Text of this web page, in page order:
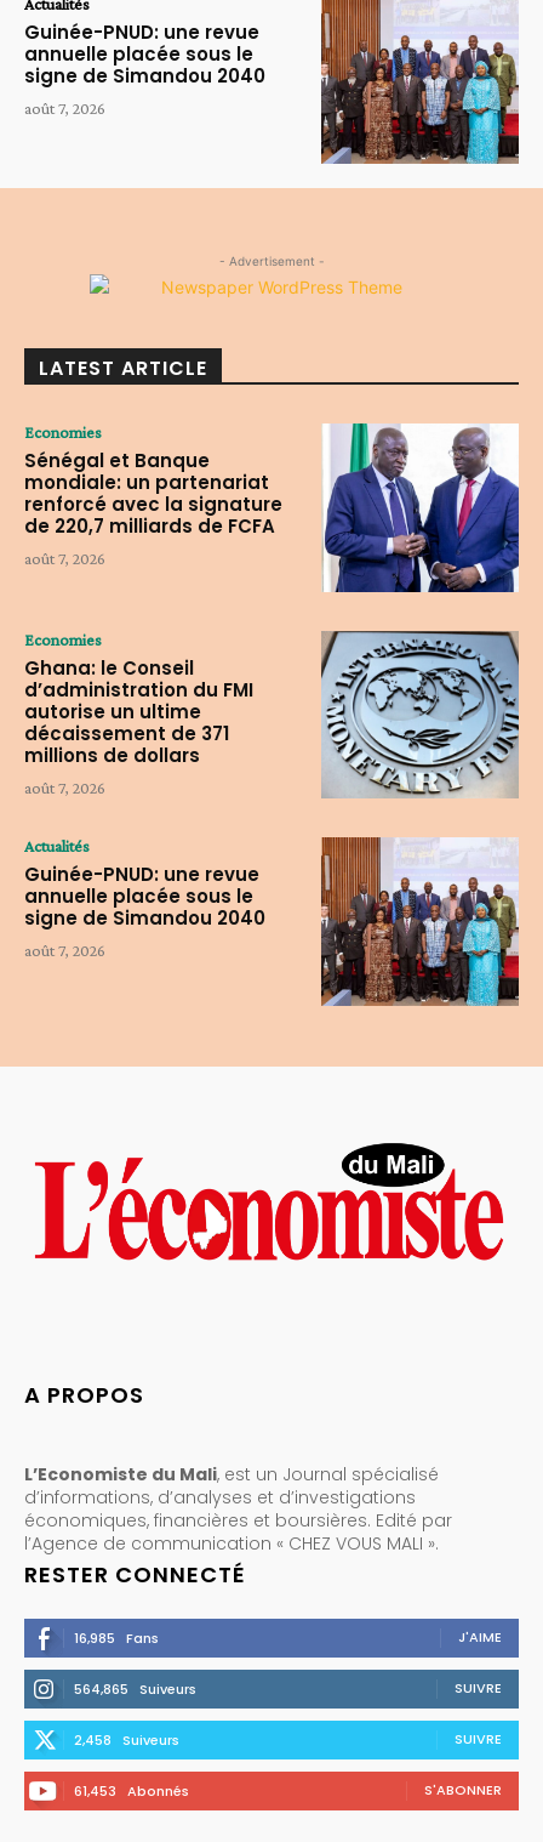
Actualités
Guinée-PNUD: une revue
annuelle placée sous le
signe de Simandou 2040
août 7, 2026
- Advertisement -
LATEST ARTICLE
Economies
Sénégal et Banque
mondiale: un partenariat
renforcé avec la signature
de 220,7 milliards de FCFA
août 7, 2026
Economies
Ghana: le Conseil
d’administration du FMI
autorise un ultime
décaissement de 371
millions de dollars
août 7, 2026
Actualités
Guinée-PNUD: une revue
annuelle placée sous le
signe de Simandou 2040
août 7, 2026
A PROPOS
L’Economiste du Mali, est un Journal spécialisé
d’informations, d’analyses et d’investigations
économiques, financières et boursières. Edité par
l’Agence de communication « CHEZ VOUS MALI ».
RESTER CONNECTÉ
16,985 Fans J'AIME
564,865 Suiveurs SUIVRE
2,458 Suiveurs SUIVRE
61,453 Abonnés S'ABONNER